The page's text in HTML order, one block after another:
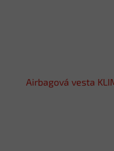
Airbagová vesta